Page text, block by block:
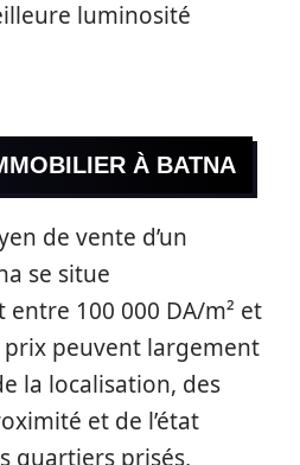
luminosité
À BATNA
de vente d’un
se situe
100 000 DA/m² et
prix peuvent largement
la localisation, des
et de l’état
quartiers prisés,